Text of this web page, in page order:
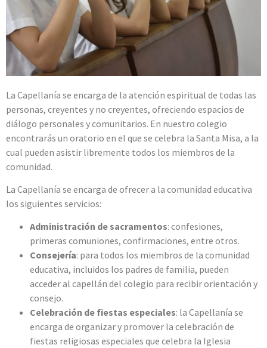
La Capellanía se encarga de la atención espiritual de todas las
personas, creyentes y no creyentes, ofreciendo espacios de
diálogo personales y comunitarios. En nuestro colegio
encontrarás un oratorio en el que se celebra la Santa Misa, a la
cual pueden asistir libremente todos los miembros de la
comunidad.
La Capellanía se encarga de ofrecer a la comunidad educativa
los siguientes servicios:
Administración de sacramentos: confesiones,
primeras comuniones, confirmaciones, entre otros.
Consejería: para todos los miembros de la comunidad
educativa, incluidos los padres de familia, pueden
acceder al capellán del colegio para recibir orientación y
consejo.
Celebración de fiestas especiales: la Capellanía se
encarga de organizar y promover la celebración de
fiestas religiosas especiales que celebra la Iglesia